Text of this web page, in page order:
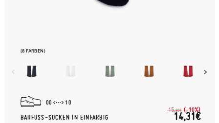
(8 FARBEN)
00 10
BARFUSS-SOCKEN IN EINFARBIG
15,90€ (-10%)
14,31€